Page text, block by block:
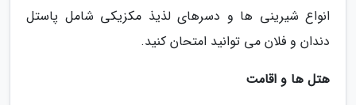
انواع شیرینی ها و دسرهای لذیذ مکزیکی شامل پاستل
دندان و فلان می توانید امتحان کنید.
هتل ها و اقامت